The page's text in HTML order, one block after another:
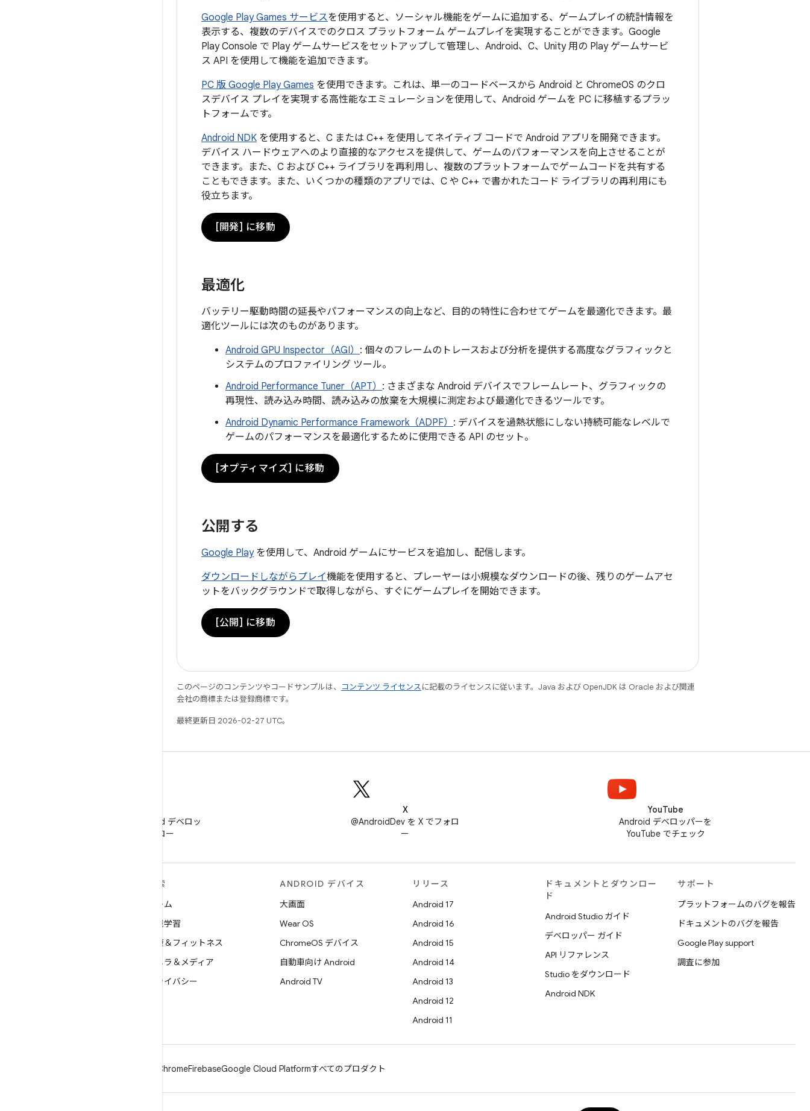
Google Play Games サービスを使用すると、ソーシャル機能をゲームに追加する、ゲームプレイの統計情報を
表示する、複数のデバイスでのクロス プラットフォーム ゲームプレイを実現することができます。Google
Play Console で Play ゲームサービスをセットアップして管理し、Android、C、Unity 用の Play ゲームサービ
ス API を使用して機能を追加できます。
PC 版 Google Play Games を使用できます。これは、単一のコードベースから Android と ChromeOS のクロ
スデバイス プレイを実現する高性能なエミュレーションを使用して、Android ゲームを PC に移植するプラッ
トフォームです。
Android NDK を使用すると、C または C++ を使用してネイティブ コードで Android アプリを開発できます。
デバイス ハードウェアへのより直接的なアクセスを提供して、ゲームのパフォーマンスを向上させることが
できます。また、C および C++ ライブラリを再利用し、複数のプラットフォームでゲームコードを共有する
こともできます。また、いくつかの種類のアプリでは、C や C++ で書かれたコード ライブラリの再利用にも
役立ちます。
[開発] に移動
最適化
バッテリー駆動時間の延長やパフォーマンスの向上など、目的の特性に合わせてゲームを最適化できます。最
適化ツールには次のものがあります。
Android GPU Inspector（AGI） : 個々のフレームのトレースおよび分析を提供する高度なグラフィックと
システムのプロファイリング ツール。
Android Performance Tuner（APT） : さまざまな Android デバイスでフレームレート、グラフィックの
再現性、読み込み時間、読み込みの放棄を大規模に測定および最適化できるツールです。
Android Dynamic Performance Framework（ADPF） : デバイスを過熱状態にしない持続可能なレベルで
ゲームのパフォーマンスを最適化するために使用できる API のセット。
[オプティマイズ] に移動
公開する
Google Playを使用して、Android ゲームにサービスを追加し、配信します。
ダウンロードしながらプレイ機能を使用すると、プレーヤーは小規模なダウンロードの後、残りのゲームアセ
ットをバックグラウンドで取得しながら、すぐにゲームプレイを開始できます。
[公開] に移動
このページのコンテンツやコードサンプルは、 コンテンツ ライセンスに記載のライセンスに従います。Java および OpenJDK は Oracle および関連
会社の商標または登録商標です。
最終更新日 2026-02-27 UTC。
WeChat で Android デベロッ
パーをフォロー
X
@AndroidDev を X でフォロ
ー
YouTube
Android デベロッパーを
YouTube でチェック
探索
ゲーム
機械学習
健康＆フィットネス
カメラ＆メディア
プライバシー
ANDROID デバイス
大画面
Wear OS
ChromeOS デバイス
自動車向け Android
Android TV
リリース
Android 17
Android 16
Android 15
Android 14
Android 13
Android 12
Android 11
ドキュメントとダウンロー
ド
Android Studio ガイド
デベロッパー ガイド
API リファレンス
Studio をダウンロード
Android NDK
サポート
プラットフォームのバグを報告
ドキュメントのバグを報告
Google Play support
調査に参加
ChromeFirebaseGoogle Cloud Platformすべてのプロダクト